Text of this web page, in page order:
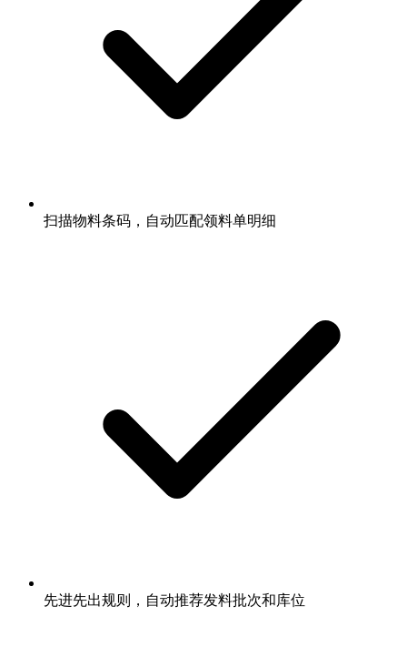
扫描物料条码，自动匹配领料单明细
先进先出规则，自动推荐发料批次和库位